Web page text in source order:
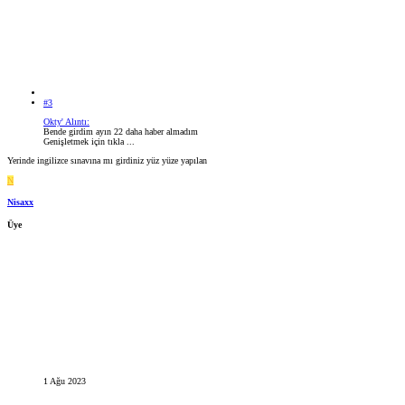
#3
Okty' Alıntı:
Bende girdim ayın 22 daha haber almadım
Genişletmek için tıkla ...
Yerinde ingilizce sınavına mı girdiniz yüz yüze yapılan
N
Nisaxx
Üye
1 Ağu 2023